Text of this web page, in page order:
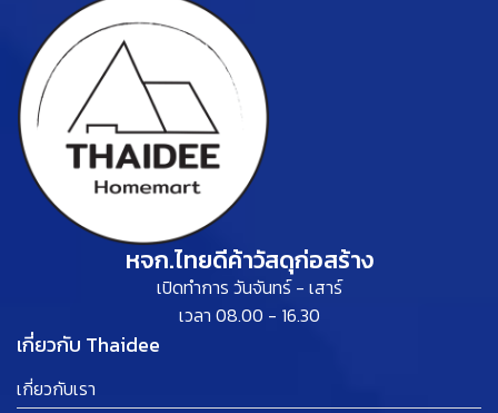
หจก.ไทยดีค้าวัสดุก่อสร้าง
เปิดทำการ วันจันทร์ - เสาร์
เวลา 08.00 - 16.30
เกี่ยวกับ Thaidee
เกี่ยวกับเรา